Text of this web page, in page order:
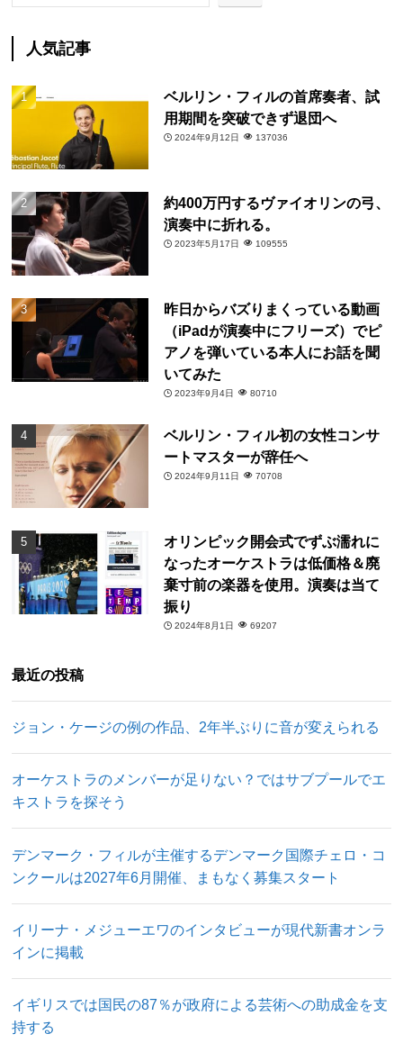
人気記事
ベルリン・フィルの首席奏者、試
用期間を突破できず退団へ
2024年9月12日 137036
約400万円するヴァイオリンの弓、
演奏中に折れる。
2023年5月17日 109555
昨日からバズりまくっている動画
（iPadが演奏中にフリーズ）でピ
アノを弾いている本人にお話を聞
いてみた
2023年9月4日 80710
ベルリン・フィル初の女性コンサ
ートマスターが辞任へ
2024年9月11日 70708
オリンピック開会式でずぶ濡れに
なったオーケストラは低価格＆廃
棄寸前の楽器を使用。演奏は当て
振り
2024年8月1日 69207
最近の投稿
ジョン・ケージの例の作品、2年半ぶりに音が変えられる
オーケストラのメンバーが足りない？ではサブプールでエ
キストラを探そう
デンマーク・フィルが主催するデンマーク国際チェロ・コ
ンクールは2027年6月開催、まもなく募集スタート
イリーナ・メジューエワのインタビューが現代新書オンラ
インに掲載
イギリスでは国民の87％が政府による芸術への助成金を支
持する